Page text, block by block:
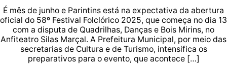
É mês de junho e Parintins está na expectativa da abertura
oficial do 58º Festival Folclórico 2025, que começa no dia 13
com a disputa de Quadrilhas, Danças e Bois Mirins, no
Anfiteatro Silas Marçal. A Prefeitura Municipal, por meio das
secretarias de Cultura e de Turismo, intensifica os
preparativos para o evento, que acontece […]